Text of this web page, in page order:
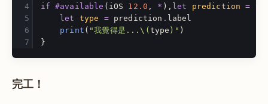
if #available ( iOS 12.0 , * ), let prediction =
let
type = prediction . label
print ( "我覺得是...\( type ) " )
}
完工！